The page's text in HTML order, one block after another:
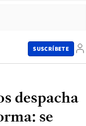
SUSCRÍBETE
despacha
se